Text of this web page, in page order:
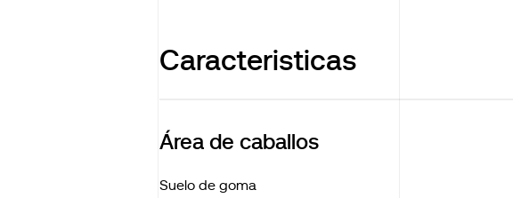
Caracteristicas
Área de caballos
Suelo de goma